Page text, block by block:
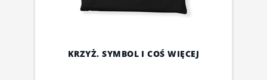
KRZYŻ. SYMBOL I COŚ WIĘCEJ